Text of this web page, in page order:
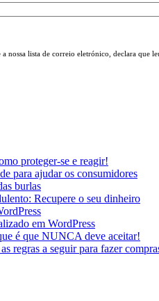
nossa lista de correio eletrónico, declara que
proteger-se e reagir!
para ajudar os consumidores
burlas
Recupere o seu dinheiro
em WordPress
é que NUNCA deve aceitar!
regras a seguir para fazer